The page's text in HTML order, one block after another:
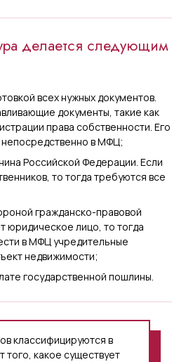
делается следующим
всех нужных документов.
документы, такие как
права собственности. Его
в МФЦ;
Российской Федерации. Если
то тогда требуются все
гражданско-правовой
юридическое лицо, то тогда
в МФЦ учредительные
недвижимости;
государственной пошлины.
классифицируются в
того, какое существует